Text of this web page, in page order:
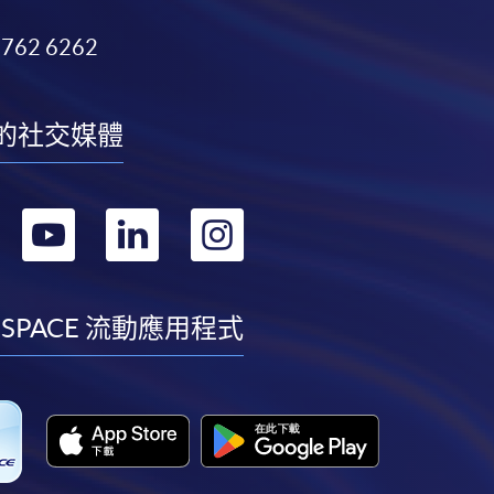
6262
社交媒體
轉
youtube
轉
linkedin
轉
instagram
流動應用程式